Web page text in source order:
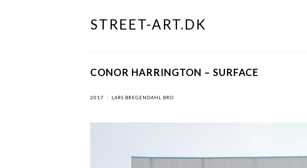
Skip
STREET-ART.DK
CONOR HARRINGTON – SURFACE
2017 | LARS BREGENDAHL BRO